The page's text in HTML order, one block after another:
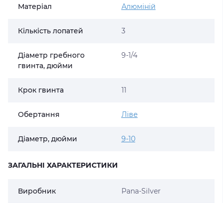
Матеріал Алюміній
Кількість лопатей 3
Діаметр гребного
гвинта, дюйми
9-1/4
Крок гвинта 11
Обертання Ліве
Діаметр, дюйми 9-10
ЗАГАЛЬНІ ХАРАКТЕРИСТИКИ
Виробник Pana-Silver